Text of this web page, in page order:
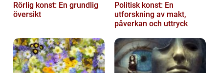
Rörlig konst: En grundlig
översikt
Politisk konst: En
utforskning av makt,
påverkan och uttryck